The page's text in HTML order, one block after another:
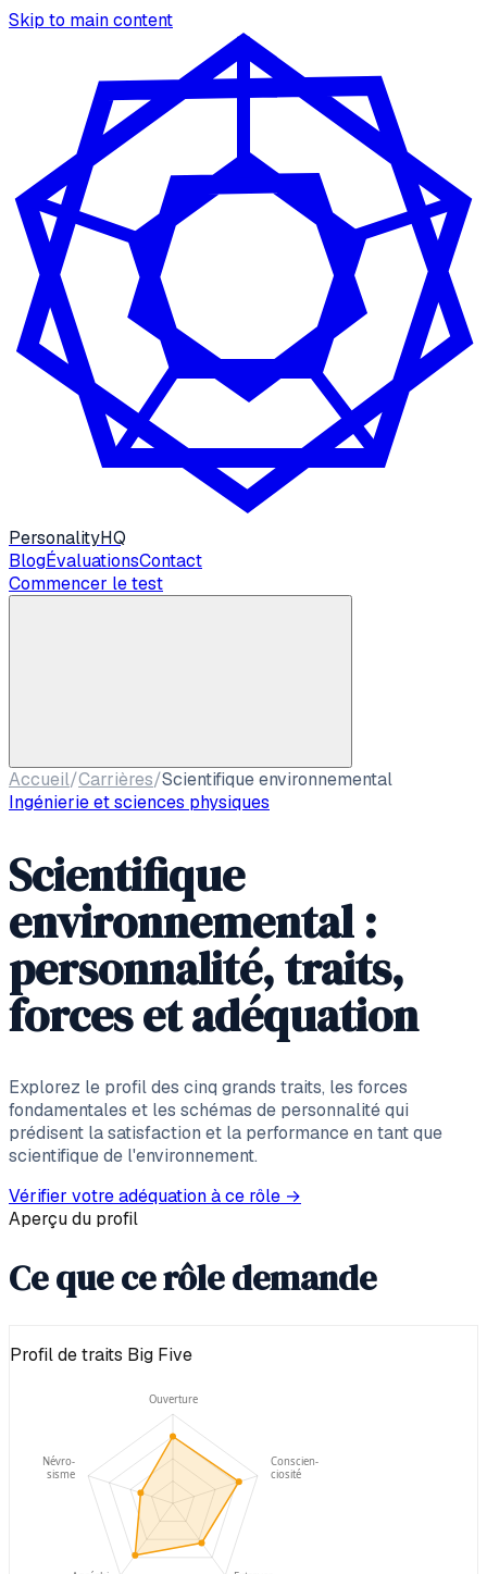
Skip to main content
PersonalityHQ
BlogÉvaluationsContact
Commencer le test
Accueil/Carrières/Scientifique environnemental
Ingénierie et sciences physiques
Scientifique
environnemental :
personnalité, traits,
forces et adéquation
Explorez le profil des cinq grands traits, les forces
fondamentales et les schémas de personnalité qui
prédisent la satisfaction et la performance en tant que
scientifique de l'environnement.
Vérifier votre adéquation à ce rôle →
Aperçu du profil
Ce que ce rôle demande
Profil de traits Big Five
Ouverture
Conscien-
ciosité
Névro-
sisme